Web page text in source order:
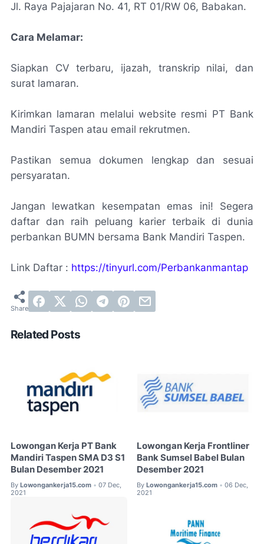
Jl. Raya Pajajaran No. 41, RT 01/RW 06, Babakan.
Cara Melamar:
Siapkan CV terbaru, ijazah, transkrip nilai, dan
surat lamaran.
Kirimkan lamaran melalui website resmi PT Bank
Mandiri Taspen atau email rekrutmen.
Pastikan semua dokumen lengkap dan sesuai
persyaratan.
Jangan lewatkan kesempatan emas ini! Segera
daftar dan raih peluang karier terbaik di dunia
perbankan BUMN bersama Bank Mandiri Taspen.
Link Daftar : https://tinyurl.com/Perbankanmantap
Related Posts
Lowongan Kerja PT Bank
Mandiri Taspen SMA D3 S1
Bulan Desember 2021
By Lowongankerja15.com • 07 Dec,
2021
Lowongan Kerja Frontliner
Bank Sumsel Babel Bulan
Desember 2021
By Lowongankerja15.com • 06 Dec,
2021